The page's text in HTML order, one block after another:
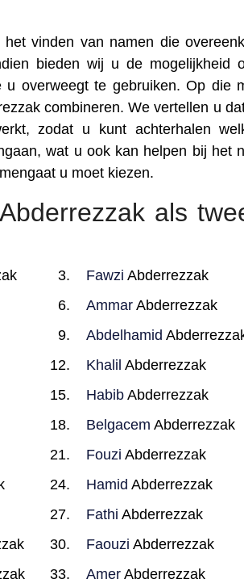
vinden van namen die
bieden wij u de mogelijkheid
overweegt te gebruiken. Op die
combineren. We vertellen u
zodat u kunt achterhalen
wat u ook kan helpen bij het
u moet kiezen.
als
Fawzi Abderrezzak
Ammar Abderrezzak
Abdelhamid
Khalil Abderrezzak
Habib Abderrezzak
Belgacem Abderrezzak
Fouzi Abderrezzak
Hamid Abderrezzak
Fathi Abderrezzak
Faouzi Abderrezzak
Amer Abderrezzak